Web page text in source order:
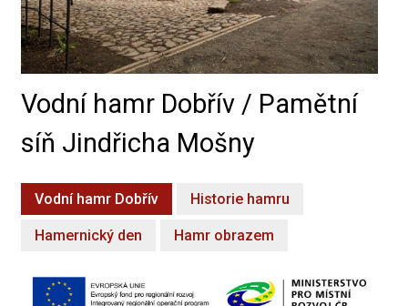
Vodní hamr Dobřív / Pamětní
síň Jindřicha Mošny
Vodní hamr Dobřív Historie hamru
Hamernický den Hamr obrazem